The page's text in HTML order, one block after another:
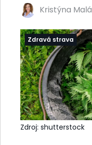
Kristýna Malá
Zdravá strava
Zdroj: shutterstock